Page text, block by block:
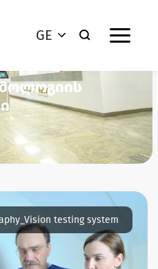
GE
testing system